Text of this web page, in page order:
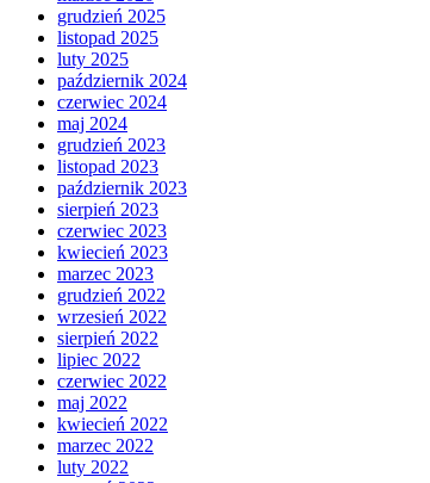
grudzień 2025
listopad 2025
luty 2025
październik 2024
czerwiec 2024
maj 2024
grudzień 2023
listopad 2023
październik 2023
sierpień 2023
czerwiec 2023
kwiecień 2023
marzec 2023
grudzień 2022
wrzesień 2022
sierpień 2022
lipiec 2022
czerwiec 2022
maj 2022
kwiecień 2022
marzec 2022
luty 2022